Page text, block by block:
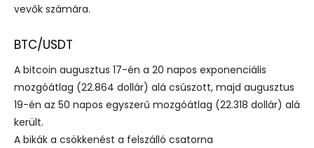
vevők számára.
BTC/USDT
A bitcoin augusztus 17-én a 20 napos exponenciális
mozgóátlag (22.864 dollár) alá csúszott, majd augusztus
19-én az 50 napos egyszerű mozgóátlag (22.318 dollár) alá
került.
A bikák a csökkenést a felszálló csatorna